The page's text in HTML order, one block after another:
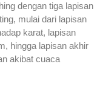
dengan tiga lapisan
mulai dari lapisan
karat, lapisan
hingga lapisan akhir
akibat cuaca